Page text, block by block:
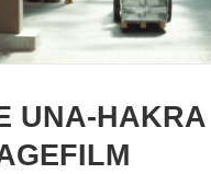
UNA-HAKRA